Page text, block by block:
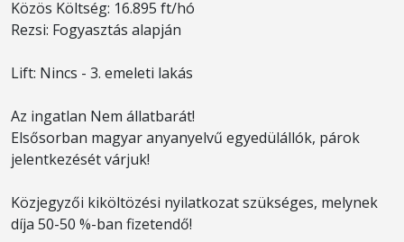
Közös Költség: 16.895 ft/hó
Rezsi: Fogyasztás alapján
Lift: Nincs - 3. emeleti lakás
Az ingatlan Nem állatbarát!
Elsősorban magyar anyanyelvű egyedülállók, párok
jelentkezését várjuk!
Közjegyzői kiköltözési nyilatkozat szükséges, melynek
díja 50-50 %-ban fizetendő!